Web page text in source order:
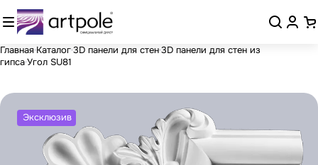
Главная Каталог3D панели для стен3D панели для стен из
гипсаУгол SU81
Эксклюзив